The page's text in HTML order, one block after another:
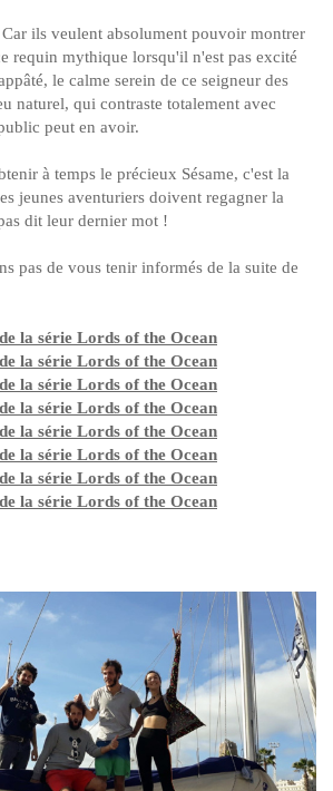
Car ils veulent absolument pouvoir montrer
requin mythique lorsqu'il n'est pas excité
le calme serein de ce seigneur des
naturel, qui contraste totalement avec
peut en avoir.
à temps le précieux Sésame, c'est la
jeunes aventuriers doivent regagner la
dit leur dernier mot !
pas de vous tenir informés de la suite de
la série Lords of the Ocean
la série Lords of the Ocean
la série Lords of the Ocean
la série Lords of the Ocean
la série Lords of the Ocean
la série Lords of the Ocean
la série Lords of the Ocean
la série Lords of the Ocean